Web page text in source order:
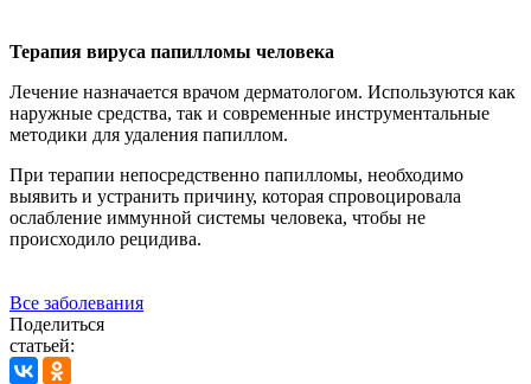
Терапия вируса папилломы человека
Лечение назначается врачом дерматологом. Используются как
наружные средства, так и современные инструментальные
методики для удаления папиллом.
При терапии непосредственно папилломы, необходимо
выявить и устранить причину, которая спровоцировала
ослабление иммунной системы человека, чтобы не
происходило рецидива.
Все заболевания
Поделиться
статьей: